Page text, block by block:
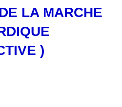
LA MARCHE
)